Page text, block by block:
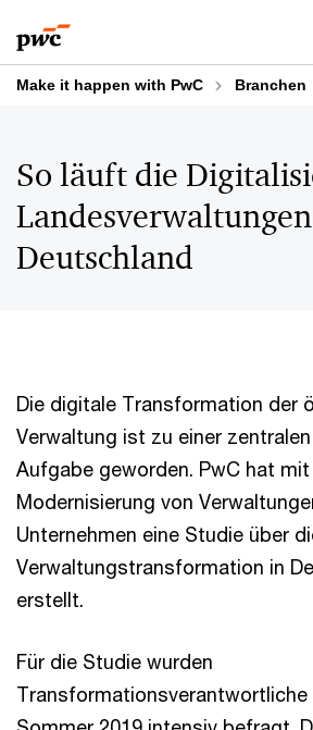
to
content
to
footer
Make it happen with PwC Branchen
So läuft die
Deutschland
Die digitale Transformation der
Verwaltung ist zu einer
Aufgabe geworden. PwC hat
Modernisierung von
Unternehmen eine Studie über
Verwaltungstransformation in
erstellt.
Für die Studie wurden
Transformationsverantwortliche